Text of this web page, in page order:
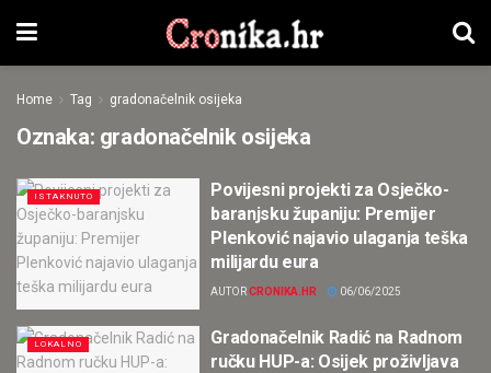
Home Tag gradonačelnik osijeka
Oznaka: gradonačelnik osijeka
ISTAKNUTO
Povijesni projekti za Osječko-
baranjsku županiju: Premijer
Plenković najavio ulaganja teška
milijardu eura
AUTORCRONIKA.HR 06/06/2025
LOKALNO
Gradonačelnik Radić na Radnom
ručku HUP-a: Osijek proživljava